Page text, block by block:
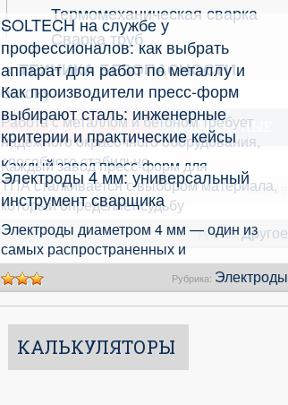
Термомеханическая сварка
Сварка труб
ТЕХНИКА БЕЗОПАСНОСТИ
НОВЫЕ ПОПУЛЯРНЫЕ
SOLTECH на службе у
профессионалов: как выбрать
аппарат для работ по металлу и
бетону
Работа с металлом и бетоном требует
надёжного окрасочного оборудования,
способного стабильно
Рубрика:Разное
Как производители пресс-форм
выбирают сталь: инженерные
критерии и практические кейсы
Каждый завод пресс-форм для
ТПА сталкивается с выбором материала,
который определяет судьбу
Рубрика:Другое
Электроды 4 мм: универсальный
инструмент сварщика
Электроды диаметром 4 мм — один из
самых распространенных и
Рубрика: Электроды
КАЛЬКУЛЯТОРЫ